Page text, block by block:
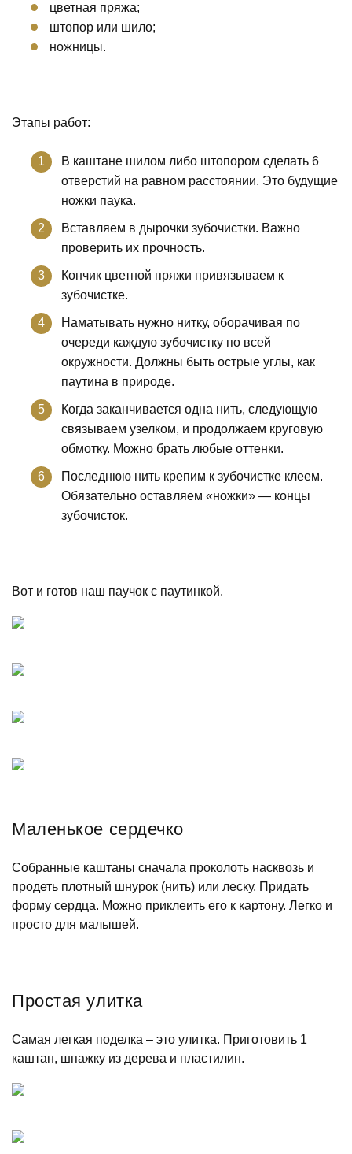
цветная пряжа;
штопор или шило;
ножницы.
Этапы работ:
В каштане шилом либо штопором сделать 6
отверстий на равном расстоянии. Это будущие
ножки паука.
Вставляем в дырочки зубочистки. Важно
проверить их прочность.
Кончик цветной пряжи привязываем к
зубочистке.
Наматывать нужно нитку, оборачивая по
очереди каждую зубочистку по всей
окружности. Должны быть острые углы, как
паутина в природе.
Когда заканчивается одна нить, следующую
связываем узелком, и продолжаем круговую
обмотку. Можно брать любые оттенки.
Последнюю нить крепим к зубочистке клеем.
Обязательно оставляем «ножки» — концы
зубочисток.
Вот и готов наш паучок с паутинкой.
Маленькое сердечко
Собранные каштаны сначала проколоть насквозь и
продеть плотный шнурок (нить) или леску. Придать
форму сердца. Можно приклеить его к картону. Легко и
просто для малышей.
Простая улитка
Самая легкая поделка – это улитка. Приготовить 1
каштан, шпажку из дерева и пластилин.